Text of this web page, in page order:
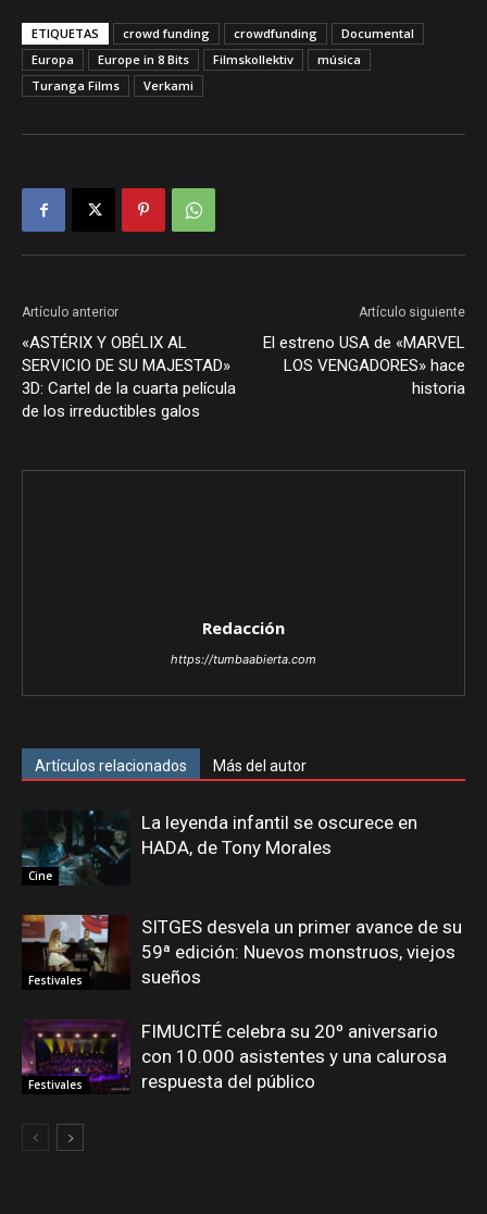
ETIQUETAS crowd funding crowdfunding
Documental
Europa
Europe in 8 Bits Filmskollektiv
música
Turanga Films
Verkami
Artículo anterior
«ASTÉRIX Y OBÉLIX AL
SERVICIO DE SU MAJESTAD»
3D: Cartel de la cuarta película
de los irreductibles galos
Artículo siguiente
El estreno USA de «MARVEL
LOS VENGADORES» hace
historia
Redacción
https://tumbaabierta.com
Artículos relacionados Más del autor
Cine
La leyenda infantil se oscurece en
HADA, de Tony Morales
Festivales
SITGES desvela un primer avance de su
59ª edición: Nuevos monstruos, viejos
sueños
Festivales
FIMUCITÉ celebra su 20º aniversario
con 10.000 asistentes y una calurosa
respuesta del público